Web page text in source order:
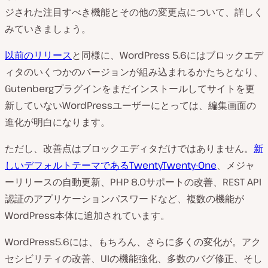
ジされた注目すべき機能とその他の変更点について、詳しく
みていきましょう。
以前のリリースと同様に、WordPress 5.6にはブロックエデ
ィタのいくつかのバージョンが組み込まれるかたちとなり、
Gutenbergプラグインをまだインストールしてサイトを更
新していないWordPressユーザーにとっては、編集画面の
進化が明白になります。
ただし、改善点はブロックエディタだけではありません。 新
しいデフォルトテーマであるTwentyTwenty-One、メジャ
ーリリースの自動更新、PHP 8.0サポートの改善、REST API
認証のアプリケーションパスワードなど、複数の機能が
WordPress本体に追加されています。
WordPress5.6には、もちろん、さらに多くの変化が。アク
セシビリティの改善、UIの機能強化、多数のバグ修正、そし